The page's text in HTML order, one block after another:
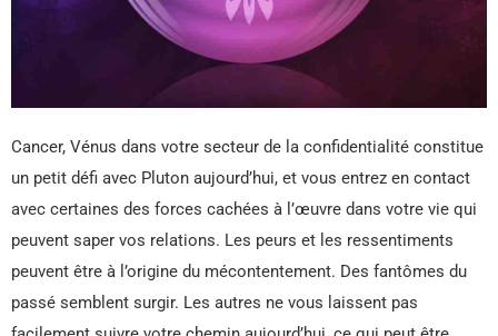
Cancer, Vénus dans votre secteur de la confidentialité constitue
un petit défi avec Pluton aujourd’hui, et vous entrez en contact
avec certaines des forces cachées à l’œuvre dans votre vie qui
peuvent saper vos relations. Les peurs et les ressentiments
peuvent être à l’origine du mécontentement. Des fantômes du
passé semblent surgir. Les autres ne vous laissent pas